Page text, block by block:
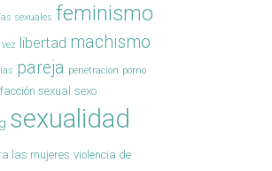
sexuales feminismo
libertad machismo
pareja penetración porno
sexual sexo
sexualidad
las mujeres violencia de